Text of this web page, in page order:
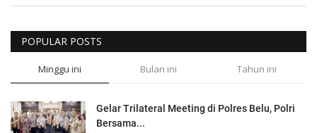
POPULAR POSTS
Minggu ini Bulan ini Tahun ini
Gelar Trilateral Meeting di Polres Belu, Polri
Bersama...